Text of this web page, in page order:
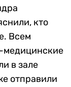
кто
Всем
медицинские
в зале
отправили